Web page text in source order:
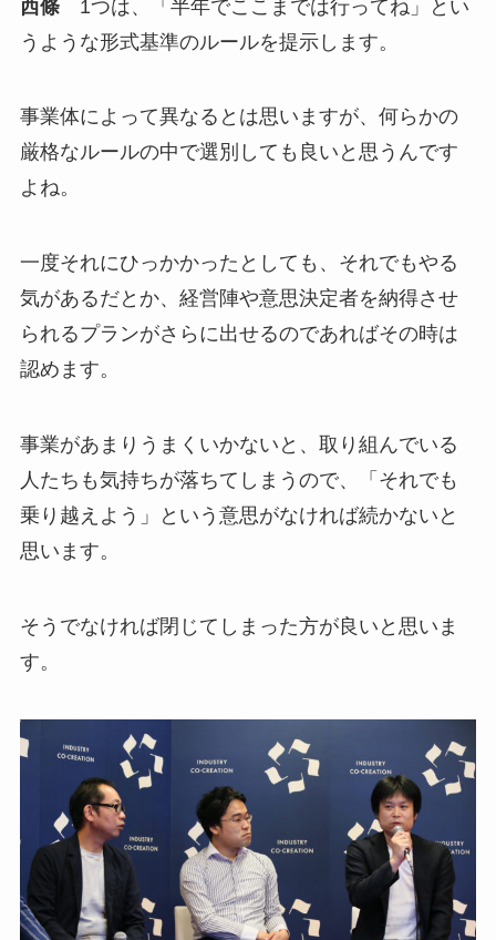
西條1つは、「半年でここまでは行ってね」とい
うような形式基準のルールを提示します。
事業体によって異なるとは思いますが、何らかの
厳格なルールの中で選別しても良いと思うんです
よね。
一度それにひっかかったとしても、それでもやる
気があるだとか、経営陣や意思決定者を納得させ
られるプランがさらに出せるのであればその時は
認めます。
事業があまりうまくいかないと、取り組んでいる
人たちも気持ちが落ちてしまうので、「それでも
乗り越えよう」という意思がなければ続かないと
思います。
そうでなければ閉じてしまった方が良いと思いま
す。